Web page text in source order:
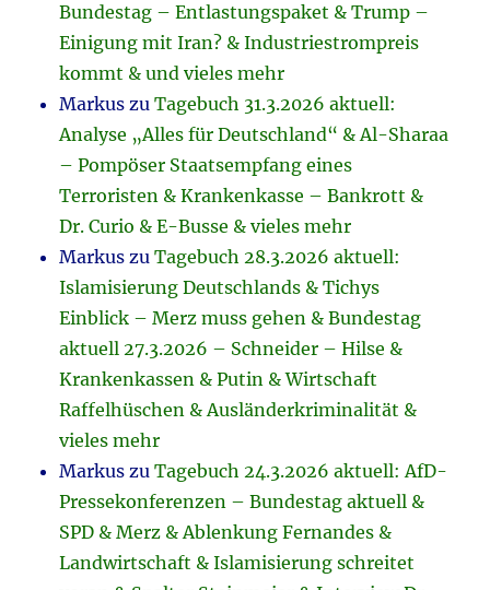
Bundestag – Entlastungspaket & Trump –
Einigung mit Iran? & Industriestrompreis
kommt & und vieles mehr
Markus zuTagebuch 31.3.2026 aktuell:
Analyse „Alles für Deutschland“ & Al-Sharaa
– Pompöser Staatsempfang eines
Terroristen & Krankenkasse – Bankrott &
Dr. Curio & E-Busse & vieles mehr
Markus zuTagebuch 28.3.2026 aktuell:
Islamisierung Deutschlands & Tichys
Einblick – Merz muss gehen & Bundestag
aktuell 27.3.2026 – Schneider – Hilse &
Krankenkassen & Putin & Wirtschaft
Raffelhüschen & Ausländerkriminalität &
vieles mehr
Markus zuTagebuch 24.3.2026 aktuell: AfD-
Pressekonferenzen – Bundestag aktuell &
SPD & Merz & Ablenkung Fernandes &
Landwirtschaft & Islamisierung schreitet